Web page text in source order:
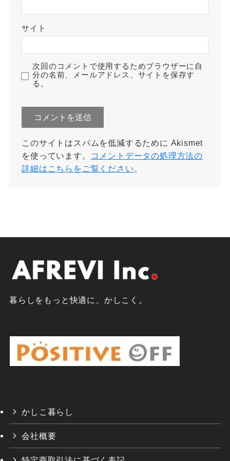
サイト
次回のコメントで使用するためブラウザーに自
分の名前、メールアドレス、サイトを保存す
る。
このサイトはスパムを低減するために Akismet
を使っています。
コメントデータの処理方法の
詳細はこちらをご覧ください
暮らしをもっと快適に、かしこく。
かしこ暮らし
会社概要